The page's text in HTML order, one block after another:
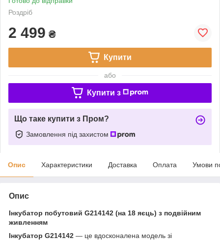
Роздріб
2 499 ₴
Купити
або
Купити з
Що таке купити з Пром?
Замовлення під захистом
Опис Характеристики Доставка Оплата Умови
Опис
Інкубатор побутовий G214142 (на 18 яєць) з подвійним
живленням
Інкубатор G214142 — це вдосконалена модель зі